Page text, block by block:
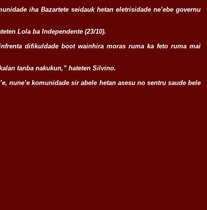
iha Bazartete seidauk hetan eletrisidade ne’ebe governu
Lola ba Independente (23/10).
difikuldade boot wainhira moras ruma ka feto ruma mai
tanba nakukun,” hateten Silvino.
nune’e komunidade sir abele hetan asesu no sentru saude bele